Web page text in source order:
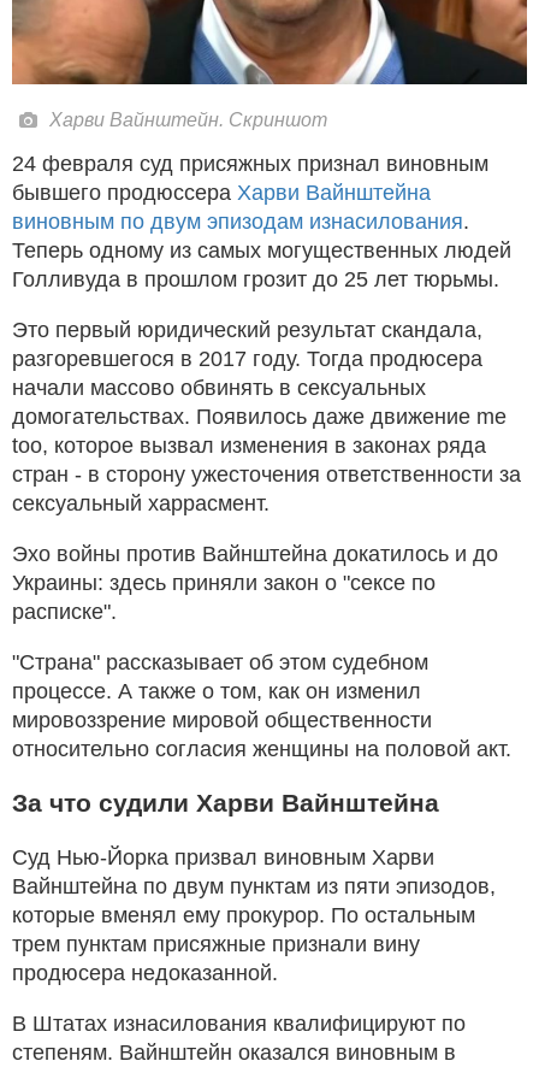
Харви Вайнштейн. Скриншот
24 февраля суд присяжных признал виновным
бывшего продюссера Харви Вайнштейна
виновным по двум эпизодам изнасилования.
Теперь одному из самых могущественных людей
Голливуда в прошлом грозит до 25 лет тюрьмы.
Это первый юридический результат скандала,
разгоревшегося в 2017 году. Тогда продюсера
начали массово обвинять в сексуальных
домогательствах. Появилось даже движение me
too, которое вызвал изменения в законах ряда
стран - в сторону ужесточения ответственности за
сексуальный харрасмент.
Эхо войны против Вайнштейна докатилось и до
Украины: здесь приняли закон о "сексе по
расписке".
"Страна" рассказывает об этом судебном
процессе. А также о том, как он изменил
мировоззрение мировой общественности
относительно согласия женщины на половой акт.
За что судили Харви Вайнштейна
Суд Нью-Йорка призвал виновным Харви
Вайнштейна по двум пунктам из пяти эпизодов,
которые вменял ему прокурор. По остальным
трем пунктам присяжные признали вину
продюсера недоказанной.
В Штатах изнасилования квалифицируют по
степеням. Вайнштейн оказался виновным в